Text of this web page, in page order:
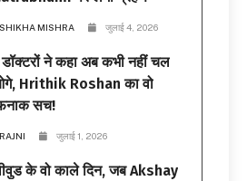
SHIKHA MISHRA जुलाई 4, 2026
ने कहा अब कभी नहीं चल
Hrithik Roshan का वो
सच!
RAJNI जुलाई 1, 2026
के वो काले दिन, जब Akshay